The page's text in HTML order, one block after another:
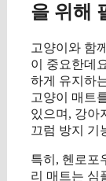
을 위해
고양이와 함
이 중요한데
하게 유지하
고양이 매트
있으며, 강아
끄럼 방지 기
특히, 헨로포
리 매트는 심